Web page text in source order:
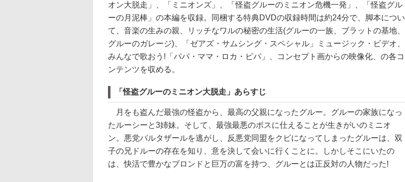
オン大脱走」、「ミニオンズ」、「怪盗グルーのミニオン危機一発」、「怪盗グル
ーの月泥棒」の本編を収録。同梱する特典DVDの収録時間は約24分で、脚本につい
て、音楽の生みの親、リッチなワルの秘密の生活(グルーの一族、ブラットの基地、
グルーのガレージ)、「ゼアズ・サムシング・スペシャル」ミュージック・ビデオ、
みんなで歌おう!「パパ・ママ・ロカ・ピパ」、コンセプト画からの映像化、の各コ
ンテンツを収める。
「怪盗グルーのミニオン大脱走」あらすじ
月をも盗んだ最強の怪盗から、最高の父親になったグルー。グルーの家族になっ
たルーシーと3姉妹。そして、最強最悪のボスに仕えることが生きがいのミニオ
ン。悪党バルタザールを逃がし、反悪党同盟をクビになってしまったグルーは、双
子の兄ドルーの存在を知り、意を決して会いに行くことに。しかしそこにいたの
は、快活で豊かなブロンドと巨万の富を持つ、グルーとは正反対の人物だった!